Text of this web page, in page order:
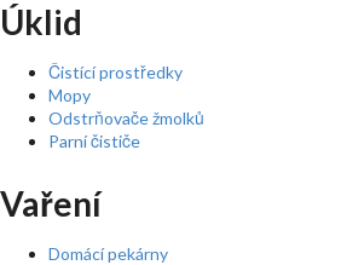
Úklid
Čistící prostředky
Mopy
Odstrňovače žmolků
Parní čističe
Vaření
Domácí pekárny